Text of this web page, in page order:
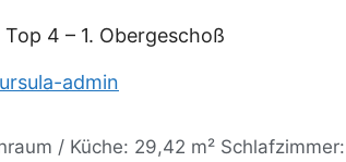
4 – 1. Obergeschoß
ursula-admin
/ Küche: 29,42 m²